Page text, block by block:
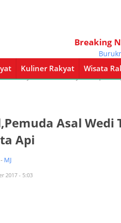
Breaking
Buruknya
Kuliner Rakyat Wisata
Rakyat Wisata Rakyat Opini
Asal Wedi
Api
MJ
2017 - 5:03